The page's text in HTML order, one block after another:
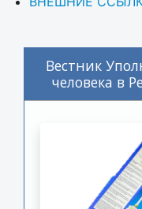
Вестник
человека в